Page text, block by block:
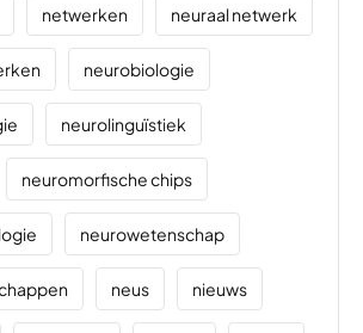
netwerken neuraal netwerk
neurobiologie
neurolinguïstiek
neuromorfische chips
neurowetenschap
neus nieuws